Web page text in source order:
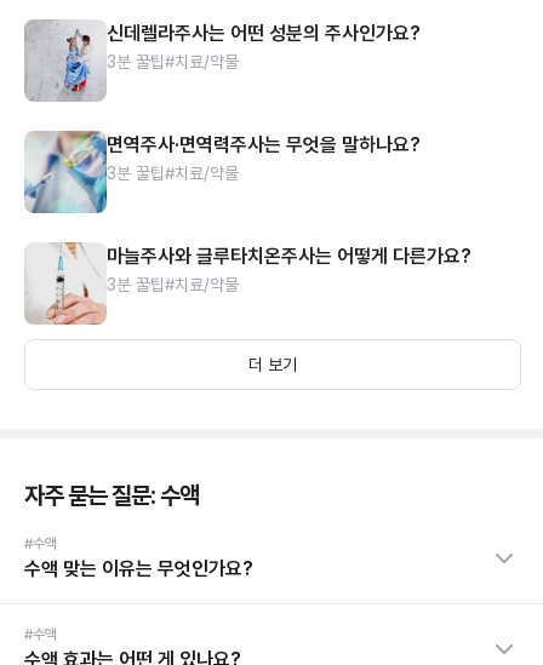
신데렐라주사는 어떤 성분의 주사인가요?
3분 꿀팁#치료/약물
면역주사·면역력주사는 무엇을 말하나요?
3분 꿀팁#치료/약물
마늘주사와 글루타치온주사는 어떻게 다른가요?
3분 꿀팁#치료/약물
더 보기
자주 묻는 질문: 수액
#수액
수액 맞는 이유는 무엇인가요?
#수액
수액 효과는 어떤 게 있나요?